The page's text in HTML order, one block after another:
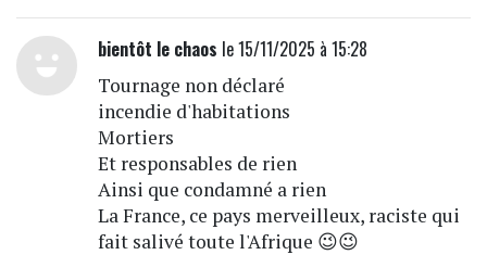
bientôt le chaos le 15/11/2025 à 15:28
Tournage non déclaré
incendie d'habitations
Mortiers
Et responsables de rien
Ainsi que condamné a rien
La France, ce pays merveilleux, raciste qui
fait salivé toute l'Afrique 😉😉